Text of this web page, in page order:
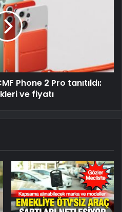
Phone 2 Pro tanıtıldı:
ve fiyatı